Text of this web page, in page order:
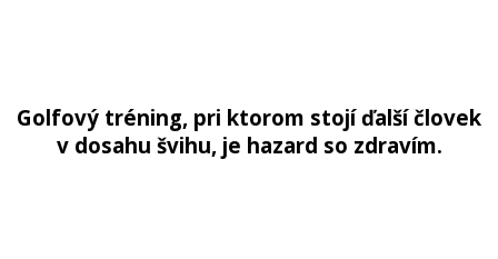
Golfový tréning, pri ktorom stojí ďalší človek
v dosahu švihu, je hazard so zdravím.